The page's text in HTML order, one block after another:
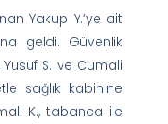
Yakup Y.’ye ait
geldi. Güvenlik
S. ve Cumali
sağlık kabinine
K., tabanca ile